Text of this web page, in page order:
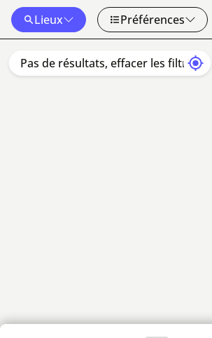
Lieux Préférences
cartographiques 50 km Conditions d'utilisation
Pas de résultats, effacer les filtres